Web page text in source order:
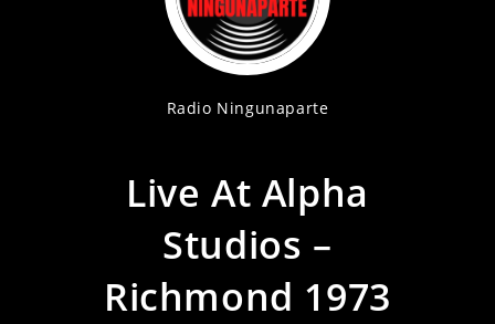
Radio Ningunaparte
Live At Alpha
Studios –
Richmond 1973